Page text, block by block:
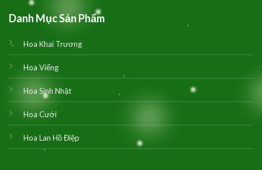
Danh Mục Sản Phẩm
Hoa Khai Trương
Hoa Viếng
Hoa Sinh Nhật
Hoa Cưới
Hoa Lan Hồ Điệp